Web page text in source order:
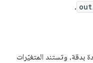
.
بدقة، وتستند المتغيّرات